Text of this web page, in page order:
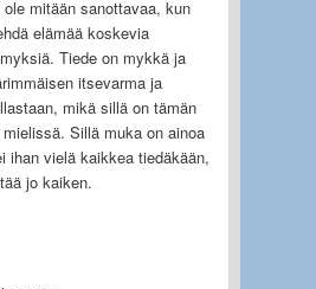
mitään sanottavaa, kun
elämää koskevia
Tiede on mykkä ja
itsevarma ja
mikä sillä on tämän
Sillä muka on ainoa
ihan vielä kaikkea tiedäkään,
jo kaiken.